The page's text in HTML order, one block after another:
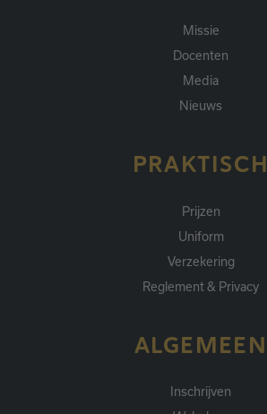
Missie
Docenten
Media
Nieuws
PRAKTISCH
Prijzen
Uniform
Verzekering
Reglement & Privacy
ALGEMEEN
Inschrijven